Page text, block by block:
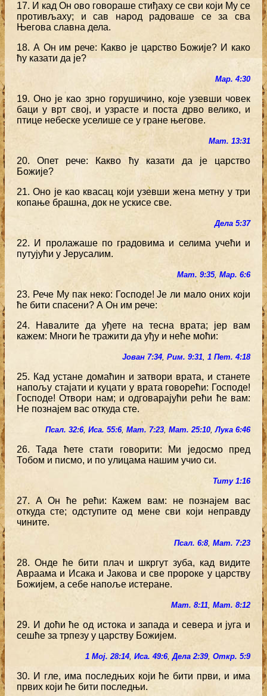
17. И кад Он ово говораше стиђаху се сви који Му се
противљаху; и сав народ радоваше се за сва
Његова славна дела.
18. А Он им рече: Какво је царство Божије? И како
ћу казати да је?
Мар. 4:30
19. Оно је као зрно горушичино, које узевши човек
баци у врт свој, и узрасте и поста дрво велико, и
птице небеске уселише се у гране његове.
Мат. 13:31
20. Опет рече: Какво ћу казати да је царство
Божије?
21. Оно је као квасац који узевши жена метну у три
копање брашна, док не ускисе све.
Дела 5:37
22. И пролажаше по градовима и селима учећи и
путујући у Јерусалим.
Мат. 9:35, Мар. 6:6
23. Рече Му пак неко: Господе! Је ли мало оних који
ће бити спасени? А Он им рече:
24. Навалите да уђете на тесна врата; јер вам
кажем: Многи ће тражити да уђу и неће моћи:
Јован 7:34, Рим. 9:31, 1 Пет. 4:18
25. Кад устане домаћин и затвори врата, и станете
напољу стајати и куцати у врата говорећи: Господе!
Господе! Отвори нам; и одговарајући рећи ће вам:
Не познајем вас откуда сте.
Псал. 32:6, Иса. 55:6, Мат. 7:23, Мат. 25:10,Лука 6:46
26. Тада ћете стати говорити: Ми једосмо пред
Тобом и писмо, и по улицама нашим учио си.
Титу 1:16
27. А Он ће рећи: Кажем вам: не познајем вас
откуда сте; одступите од мене сви који неправду
чините.
Псал. 6:8, Мат. 7:23
28. Онде ће бити плач и шкргут зуба, кад видите
Авраама и Исака и Јакова и све пророке у царству
Божијем, а себе напоље истеране.
Мат. 8:11, Мат. 8:12
29. И доћи ће од истока и запада и севера и југа и
сешће за трпезу у царству Божијем.
1 Мој. 28:14, Иса. 49:6,Дела 2:39, Откр. 5:9
30. И гле, има последњих који ће бити први, и има
првих који ће бити последњи.